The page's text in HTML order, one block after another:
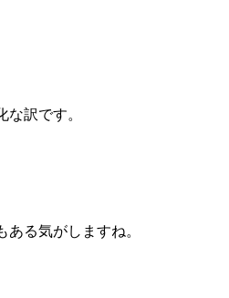
訳です。
る気がしますね。